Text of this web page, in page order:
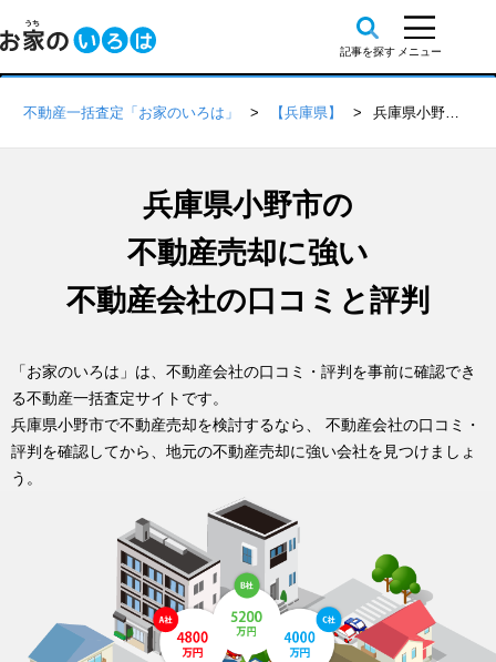
不動産一括査定「お家のいろは」 【兵庫県】 兵庫県小野市の不動産会社 口コミ・評判一覧
兵庫県小野市の
不動産売却に強い
不動産会社の口コミと評判
「お家のいろは」は、不動産会社の口コミ・評判を事前に確認でき
る不動産一括査定サイトです。
兵庫県小野市で不動産売却を検討するなら、 不動産会社の口コミ・
評判を確認してから、地元の不動産売却に強い会社を見つけましょ
う。